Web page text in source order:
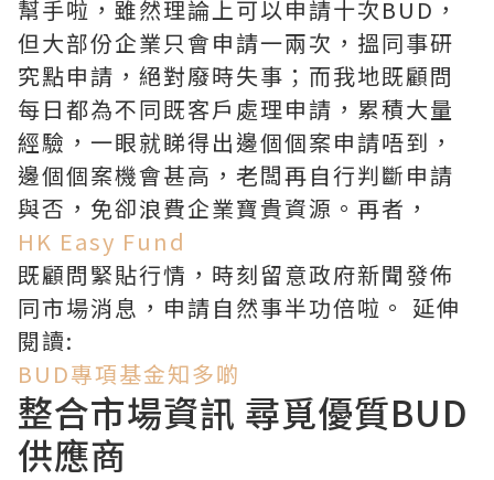
幫手啦，雖然理論上可以申請十次BUD，
但大部份企業只會申請一兩次，搵同事研
究點申請，絕對廢時失事；而我地既顧問
每日都為不同既客戶處理申請，累積大量
經驗，一眼就睇得出邊個個案申請唔到，
邊個個案機會甚高，老闆再自行判斷申請
與否，免卻浪費企業寶貴資源。再者，
HK Easy Fund
既顧問緊貼行情，時刻留意政府新聞發佈
同市場消息，申請自然事半功倍啦。 延伸
閱讀:
BUD專項基金知多啲
整合市場資訊 尋覓優質BUD
供應商